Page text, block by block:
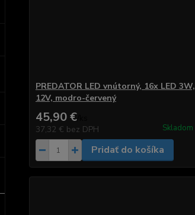
PREDATOR LED vnútorný, 16x LED 3W,
12V, modro-červený
45,90 €/
37,32 € bez DPH Skladom
Pridať do košíka